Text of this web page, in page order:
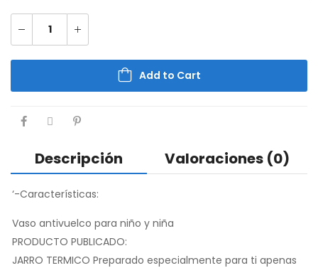
Add to Cart
Descripción Valoraciones (0)
‘-Características:
Vaso antivuelco para niño y niña
PRODUCTO PUBLICADO:
JARRO TERMICO Preparado especialmente para ti apenas